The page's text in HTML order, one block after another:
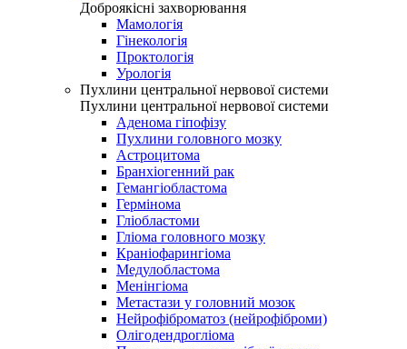
Доброякісні захворювання
Мамологія
Гінекологія
Проктологія
Урологія
Пухлини центральної нервової системи
Пухлини центральної нервової системи
Аденома гіпофізу
Пухлини головного мозку
Астроцитома
Бранхіогенний рак
Гемангіобластома
Гермінома
Гліобластоми
Гліома головного мозку
Краніофарингіома
Медулобластома
Менінгіома
Метастази у головний мозок
Нейрофіброматоз (нейрофіброми)
Олігодендрогліома